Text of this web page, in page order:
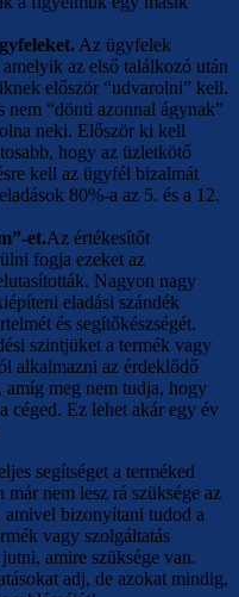
Az ügyfelek
az első találkozó után
először “udvarolni” kell.
nem “dönti azonnal ágynak”
neki. Először ki kell
hogy az üzletkötő
kell az ügyfél bizalmát
80%-a az 5. és a 12.
et.Az értékesítőt
fogja ezeket az
Nagyon nagy
eladási szándék
és segítőkészségét.
szintjüket a termék vagy
alkalmazni az érdeklődő
amíg meg nem tudja, hogy
céged. Ez lehet akár egy év
segítséget a terméked
nem lesz rá szüksége az
bizonyítani tudod a
vagy szolgáltatás
amire szüksége van.
adj, de azokat mindig,